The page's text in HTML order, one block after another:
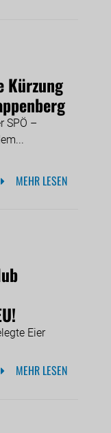
Kürzung
SPÖ –
MEHR LESEN
Eier
MEHR LESEN